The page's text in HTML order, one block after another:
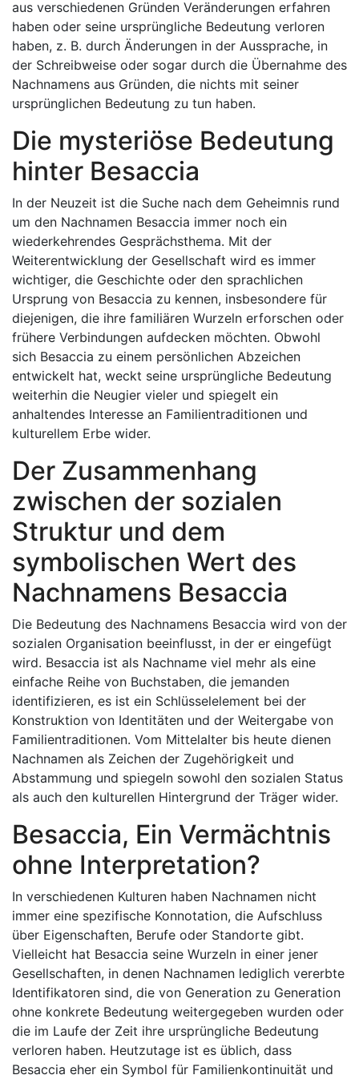
aus verschiedenen Gründen Veränderungen erfahren
haben oder seine ursprüngliche Bedeutung verloren
haben, z. B. durch Änderungen in der Aussprache, in
der Schreibweise oder sogar durch die Übernahme des
Nachnamens aus Gründen, die nichts mit seiner
ursprünglichen Bedeutung zu tun haben.
Die mysteriöse Bedeutung
hinter Besaccia
In der Neuzeit ist die Suche nach dem Geheimnis rund
um den Nachnamen Besaccia immer noch ein
wiederkehrendes Gesprächsthema. Mit der
Weiterentwicklung der Gesellschaft wird es immer
wichtiger, die Geschichte oder den sprachlichen
Ursprung von Besaccia zu kennen, insbesondere für
diejenigen, die ihre familiären Wurzeln erforschen oder
frühere Verbindungen aufdecken möchten. Obwohl
sich Besaccia zu einem persönlichen Abzeichen
entwickelt hat, weckt seine ursprüngliche Bedeutung
weiterhin die Neugier vieler und spiegelt ein
anhaltendes Interesse an Familientraditionen und
kulturellem Erbe wider.
Der Zusammenhang
zwischen der sozialen
Struktur und dem
symbolischen Wert des
Nachnamens Besaccia
Die Bedeutung des Nachnamens Besaccia wird von der
sozialen Organisation beeinflusst, in der er eingefügt
wird. Besaccia ist als Nachname viel mehr als eine
einfache Reihe von Buchstaben, die jemanden
identifizieren, es ist ein Schlüsselelement bei der
Konstruktion von Identitäten und der Weitergabe von
Familientraditionen. Vom Mittelalter bis heute dienen
Nachnamen als Zeichen der Zugehörigkeit und
Abstammung und spiegeln sowohl den sozialen Status
als auch den kulturellen Hintergrund der Träger wider.
Besaccia, Ein Vermächtnis
ohne Interpretation?
In verschiedenen Kulturen haben Nachnamen nicht
immer eine spezifische Konnotation, die Aufschluss
über Eigenschaften, Berufe oder Standorte gibt.
Vielleicht hat Besaccia seine Wurzeln in einer jener
Gesellschaften, in denen Nachnamen lediglich vererbte
Identifikatoren sind, die von Generation zu Generation
ohne konkrete Bedeutung weitergegeben wurden oder
die im Laufe der Zeit ihre ursprüngliche Bedeutung
verloren haben. Heutzutage ist es üblich, dass
Besaccia eher ein Symbol für Familienkontinuität und